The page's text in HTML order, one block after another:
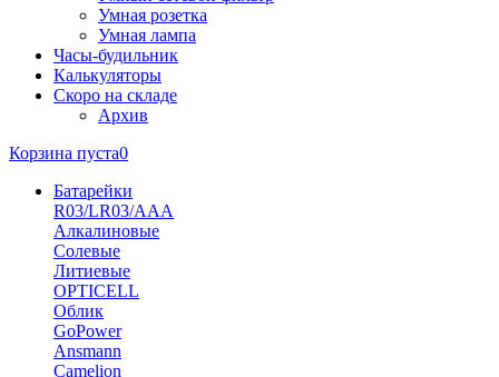
Умная розетка
Умная лампа
Часы-будильник
Калькуляторы
Скоро на складе
Архив
Корзина пуста0
Батарейки
R03/LR03/AAA
Алкалиновые
Солевые
Литиевые
OPTICELL
Облик
GoPower
Ansmann
Camelion